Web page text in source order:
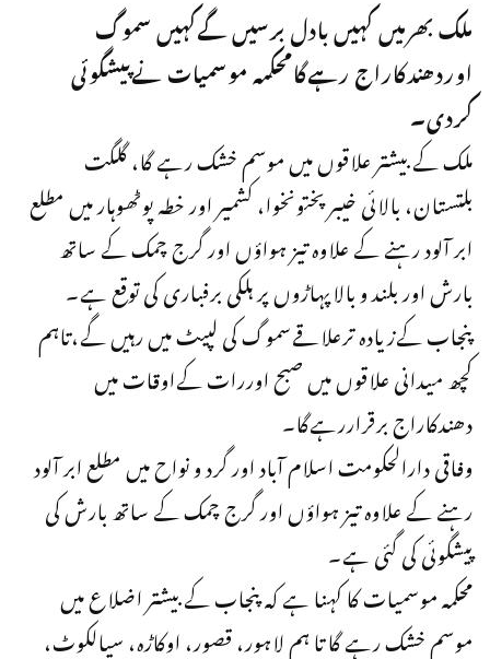
ملک بھرمیں کہیں بادل برسیں گےکہیں سموگ
اوردھندکاراج رہےگامحکمہ موسمیات نےپیشگوئی
کردی۔
ملک کے بیشتر علاقوں میں موسم خشک رہے گا، گلگت
بلتستان، بالائی خیبرپختونخوا، کشمیر اور خطہ پوٹھوہار میں مطلع
ابر آلود رہنے کے علاوہ تیز ہواؤں اور گرج چمک کے ساتھ
بارش اور بلند و بالاپہاڑوں پر ہلکی برفباری کی توقع ہے۔
پنجاب کےزیادہ ترعلاقےسموگ کی لپیٹ میں رہیں گے،تاہم
کچھ میدانی علاقوں میں صبح اوررات کےاوقات میں
دھندکاراج برقراررہےگا۔
وفاقی دارالحکومت اسلام آباد اور گرد و نواح میں مطلع ابر آلود
رہنے کے علاوہ تیز ہواؤں اور گرج چمک کے ساتھ بارش کی
پیشگوئی کی گئی ہے۔
محکمہ موسمیات کا کہنا ہے کہ پنجاب کے بیشتر اضلاع میں
موسم خشک رہے گا تا ہم لاہور، قصور، اوکاڑہ، سیالکوٹ،